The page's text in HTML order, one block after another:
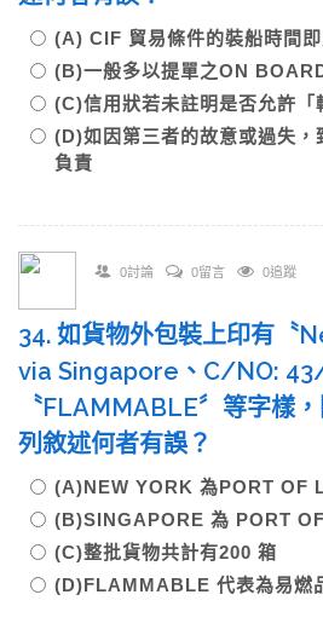
(A) CIF 貿易條件的裝船時間
(B)一般多以提單之ON
(C)信用狀若未註明是否允許
(D)如因第三者的故意或過失，
負責
0討論 0留言 0追蹤
34. 如貨物外包裝上印有〝
via Singapore、C/NO:
〝FLAMMABLE〞等字樣
列敘述何者有誤？
(A)NEW YORK 為PORT OF
(B)SINGAPORE 為 PORT
(C)整批貨物共計有200 箱
(D)FLAMMABLE 代表為易燃